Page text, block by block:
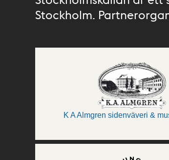
Stockholm.
K A Almgren sidenväveri &